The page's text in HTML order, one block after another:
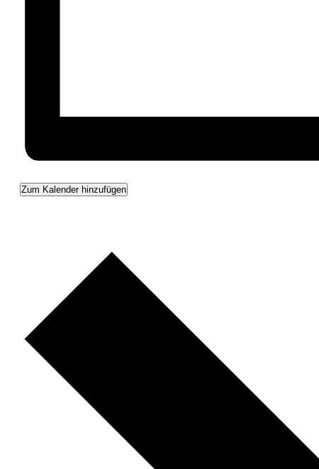
Zum Kalender hinzufügen